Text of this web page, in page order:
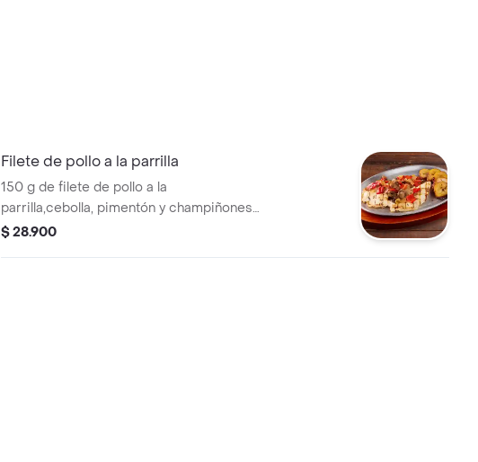
Filete de pollo a la parrilla
150 g de filete de pollo a la
parrilla,cebolla, pimentón y champiñones
parrillados. Incluye 2 acompañamientos
$ 28.900